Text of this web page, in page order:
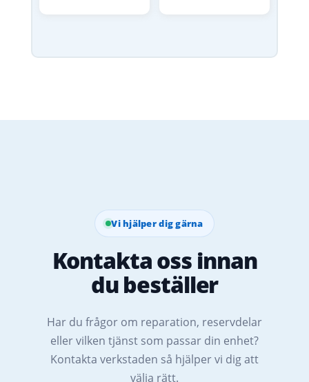
Vi hjälper dig gärna
Kontakta oss innan
du beställer
Har du frågor om reparation, reservdelar
eller vilken tjänst som passar din enhet?
Kontakta verkstaden så hjälper vi dig att
välja rätt.